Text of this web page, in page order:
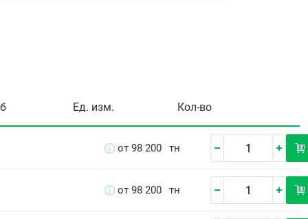
Ед. изм. Кол-во
от 98 200 тн
от 98 200 тн